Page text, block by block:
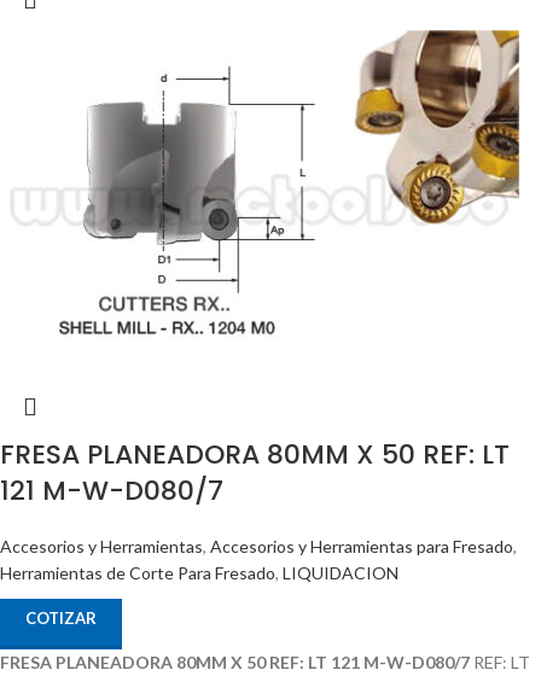
FRESA PLANEADORA 80MM X 50 REF: LT
121 M-W-D080/7
Accesorios y Herramientas, Accesorios y Herramientas para Fresado,
Herramientas de Corte Para Fresado, LIQUIDACION
COTIZAR
FRESA PLANEADORA 80MM X 50 REF: LT 121 M-W-D080/7 REF: LT